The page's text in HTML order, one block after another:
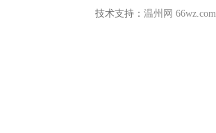
技术支持： 温州网 66wz.com